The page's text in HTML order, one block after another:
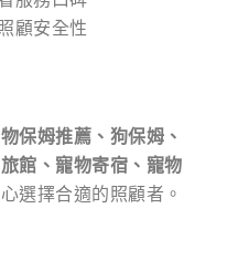
顧安全性
保姆推薦、狗保姆、
館、寵物寄宿、寵物
選擇合適的照顧者。